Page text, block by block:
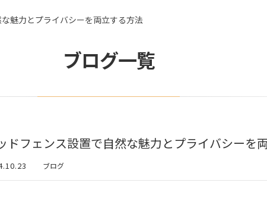
魅力とプライバシーを両立する方法
ブログ一覧
ドフェンス設置で自然な魅力とプライバシーを
ブログ